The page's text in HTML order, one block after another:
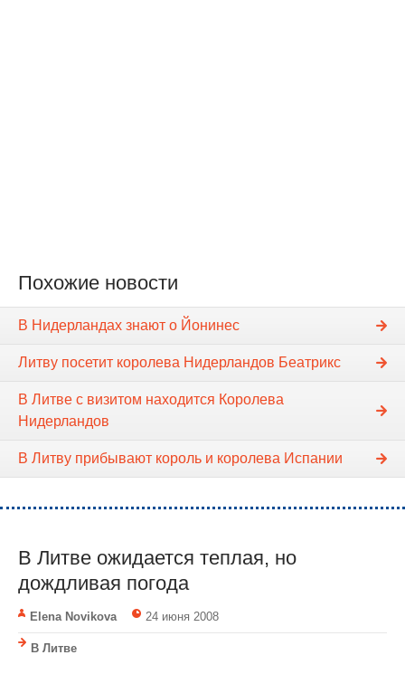
Похожие новости
В Нидерландах знают о Йонинес
Литву посетит королева Нидерландов Беатрикс
В Литве с визитом находится Королева
Нидерландов
В Литву прибывают король и королева Испании
В Литве ожидается теплая, но
дождливая погода
Elena Novikova 24 июня 2008
В Литве